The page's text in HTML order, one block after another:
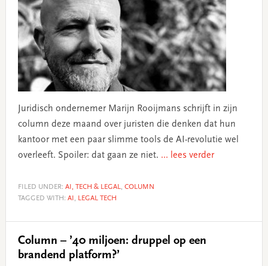
Juridisch ondernemer Marijn Rooijmans schrijft in zijn
column deze maand over juristen die denken dat hun
kantoor met een paar slimme tools de AI-revolutie wel
overleeft. Spoiler: dat gaan ze niet. ... lees verder
FILED UNDER: AI, TECH & LEGAL, COLUMN
TAGGED WITH: AI , LEGAL TECH
Column – ’40 miljoen: druppel op een
brandend platform?’